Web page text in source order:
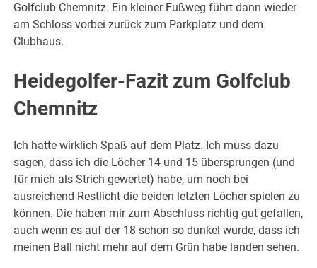
Golfclub Chemnitz. Ein kleiner Fußweg führt dann wieder
am Schloss vorbei zurück zum Parkplatz und dem
Clubhaus.
Heidegolfer-Fazit zum Golfclub
Chemnitz
Ich hatte wirklich Spaß auf dem Platz. Ich muss dazu
sagen, dass ich die Löcher 14 und 15 übersprungen (und
für mich als Strich gewertet) habe, um noch bei
ausreichend Restlicht die beiden letzten Löcher spielen zu
können. Die haben mir zum Abschluss richtig gut gefallen,
auch wenn es auf der 18 schon so dunkel wurde, dass ich
meinen Ball nicht mehr auf dem Grün habe landen sehen.